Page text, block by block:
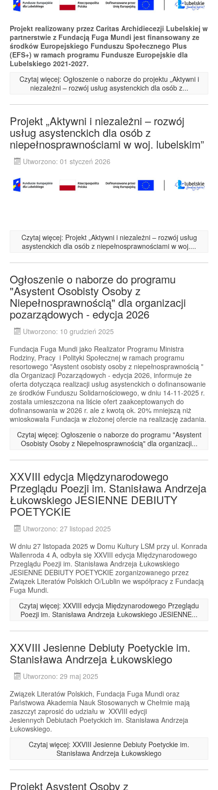
Projekt realizowany przez Caritas Archidiecezji Lubelskiej w
partnerstwie z Fundacją Fuga Mundi jest finansowany ze
środków Europejskiego Funduszu Społecznego Plus
(EFS+) w ramach programu Fundusze Europejskie dla
Lubelskiego 2021-2027.
Czytaj więcej: Ogłoszenie o naborze do projektu „Aktywni i
niezależni – rozwój usług asystenckich dla osób z...
Projekt „Aktywni i niezależni – rozwój
usług asystenckich dla osób z
niepełnosprawnościami w woj. lubelskim”
Utworzono: 01 styczeń 2026
Czytaj więcej: Projekt „Aktywni i niezależni – rozwój usług
asystenckich dla osób z niepełnosprawnościami w woj....
Ogłoszenie o naborze do programu
"Asystent Osobisty Osoby z
Niepełnosprawnością" dla organizacji
pozarządowych - edycja 2026
Utworzono: 10 grudzień 2025
Fundacja Fuga Mundi jako Realizator Programu Ministra
Rodziny, Pracy i Polityki Społecznej w ramach programu
resortowego "Asystent osobisty osoby z niepełnosprawnością "
dla Organizacji Pozarządowych - edycja 2026, informuje że
oferta dotycząca realizacji usług asystenckich o dofinansowanie
ze środków Funduszu Solidarnościowego, w dniu 14-11-2025 r.
została umieszczona na liście ofert zaakceptowanych do
dofinansowania w 2026 r. ale z kwotą ok. 20% mniejszą niż
wnioskowała Fundacja w złożonej ofercie na realizację zadania.
Czytaj więcej: Ogłoszenie o naborze do programu "Asystent
Osobisty Osoby z Niepełnosprawnością" dla organizacji...
XXVIII edycja Międzynarodowego
Przeglądu Poezji im. Stanisława Andrzeja
Łukowskiego JESIENNE DEBIUTY
POETYCKIE
Utworzono: 27 listopad 2025
W dniu 27 listopada 2025 w Domu Kultury LSM przy ul. Konrada
Wallenroda 4 A, odbyła się XXVIII edycja Międzynarodowego
Przeglądu Poezji im. Stanisława Andrzeja Łukowskiego
JESIENNE DEBIUTY POETYCKIE zorganizowanego przez
Związek Literatów Polskich O/Lublin we współpracy z Fundacją
Fuga Mundi.
Czytaj więcej: XXVIII edycja Międzynarodowego Przeglądu
Poezji im. Stanisława Andrzeja Łukowskiego JESIENNE...
XXVIII Jesienne Debiuty Poetyckie im.
Stanisława Andrzeja Łukowskiego
Utworzono: 29 maj 2025
Związek Literatów Polskich, Fundacja Fuga Mundi oraz
Państwowa Akademia Nauk Stosowanych w Chełmie mają
zaszczyt zaprosić do udziału w XXVIII edycji
Jesiennych Debiutach Poetyckich im. Stanisława Andrzeja
Łukowskiego.
Czytaj więcej: XXVIII Jesienne Debiuty Poetyckie im.
Stanisława Andrzeja Łukowskiego
Projekt Asystent Osoby z